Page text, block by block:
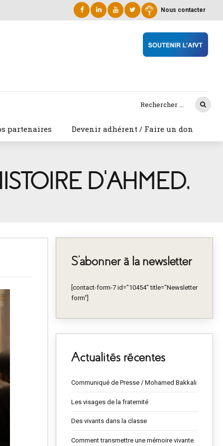
Nous contacter
partenaires Devenir adhérent / Faire un don
D’AHMED,
S’abonner à la newsletter
[contact-form-7 id="10454" title="Newsletter
form"]
Actualités récentes
Communiqué de Presse / Mohamed Bakkali
Les visages de la fraternité
Des vivants dans la classe
Comment transmettre une mémoire vivante